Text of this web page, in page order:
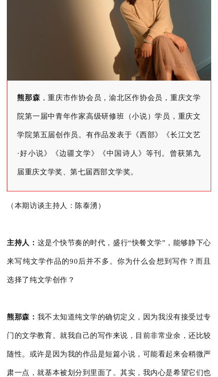
熊那森 ，重庆市作协会员，渝北区作协会员，重庆文学
院第一届中青年作家高级研修班（小说）学员，重庆文
学院第五届创作员。有作品发表于《西部》《长江文艺
·好小说》《边疆文学》《中国诗人》等刊。曾获第九
届重庆文学奖、第七届西部文学奖。
（本期访谈主持人：陈泰湧）
主持人： 这是个快节奏的时代，盛行“快餐文学”，能够静下心
来写纯文学作品的90后并不多。你为什么会想到写作？而且
选择了纯文学创作？
熊那森： 我不太知道纯文学的确切定义，因为我没有接受过专
门的文学教育。就我自己的写作来说，目前非常业余，还比较
随性。或许是因为我的作品是短篇小说，可能看起来会稍微严
肃一点，就基本被划分到里面了。其实，我内心是希望它们也